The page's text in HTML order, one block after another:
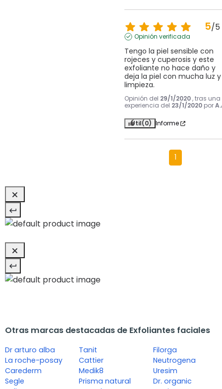
5/5
Opinión verificada
Tengo la piel sensible con
rojeces y cuperosis y este
exfoliante no hace daño y
deja la piel con mucha luz y
limpieza.
Opinión del 29/1/2020 , tras una
experiencia del 23/1/2020 por
Útil(0) Informe
1
Otras marcas destacadas de Exfoliantes faciales
Dr arturo alba
La roche-posay
Carederm
Segle
Tanit
Cattier
Medik8
Prisma natural
Filorga
Neutrogena
Uresim
Dr. organic